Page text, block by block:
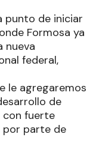
punto de iniciar
Formosa ya
nueva
federal,
le agregaremos
de
con fuerte
por parte de